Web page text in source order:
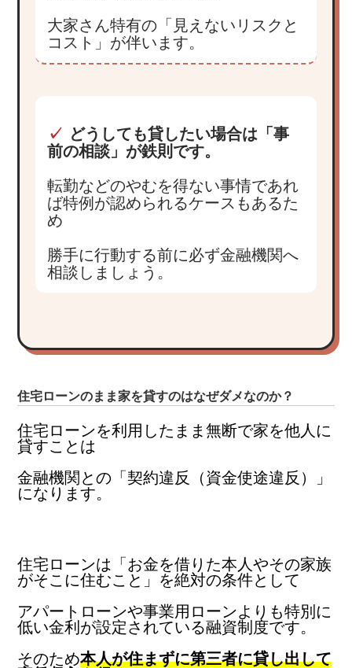
大家さん特有の「見えないリスクと
コスト」が伴います。
✓ どうしても貸したい場合は「事
前の相談」が鉄則です。
転勤などのやむを得ない事情であれ
ば特例が認められるケースもあるた
め
勝手に行動する前に必ず金融機関へ
相談しましょう。
住宅ローンのまま家を貸すのはなぜダメなのか？
住宅ローンを利用したまま無断で家を他人に
貸すことは
金融機関との「契約違反（資金使途違反）」
になります。
住宅ローンは「お金を借りた本人やその家族
がそこに住むこと」を絶対の条件として
アパートローンや事業用ローンよりも特別に
低い金利が設定されている融資制度です。
そのため本人が住まずに第三者に貸し出して